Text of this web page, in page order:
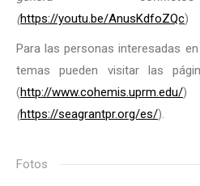
(https://youtu.be/AnusKdfoZQc)
Para las personas interesadas
temas pueden visitar las
(http://www.cohemis.uprm.edu/
(https://seagrantpr.org/es/).
Fotos